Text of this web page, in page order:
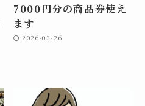
7000円分の商品券使え
ます
2026-03-26